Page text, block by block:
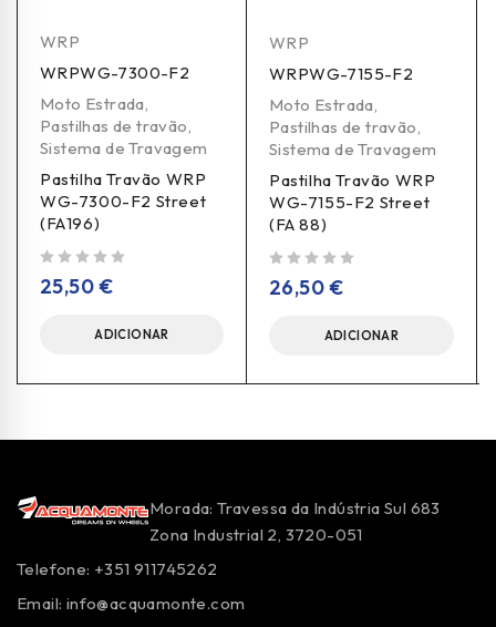
WRP
WRPWG-7300-F2
Moto Estrada,
Pastilhas de travão,
Sistema de Travagem
Pastilha Travão WRP
WG-7300-F2 Street
(FA196)
25,50€
ADICIONAR
WRP
WRPWG-7155-F2
Moto Estrada,
Pastilhas de travão,
Sistema de Travagem
Pastilha Travão WRP
WG-7155-F2 Street
(FA 88)
26,50€
ADICIONAR
Morada: Travessa da Indústria Sul 683
Zona Industrial 2, 3720-051
Telefone: +351 911745262
Email: info@acquamonte.com